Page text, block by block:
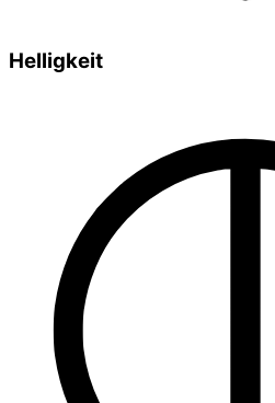
Helligkeit